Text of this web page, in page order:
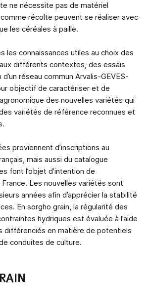
ne nécessite pas de matériel
récolte peuvent se réaliser avec
les céréales à paille.
les connaissances utiles au choix des
différents contextes, des essais
réseau commun Arvalis-GEVES-
objectif de caractériser et de
des nouvelles variétés qui
variétés de référence reconnues et
proviennent d’inscriptions au
mais aussi du catalogue
font l’objet d’intention de
Les nouvelles variétés sont
années afin d’apprécier la stabilité
En sorgho grain, la régularité des
hydriques est évaluée à l’aide
différenciés en matière de potentiels
conduites de culture.